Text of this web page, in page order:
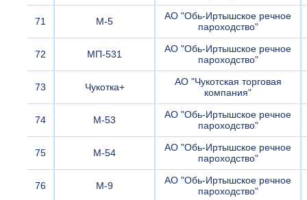
71 М-5
АО "Обь-Иртышское речное
пароходство"
72 МП-531
АО "Обь-Иртышское речное
пароходство"
73 Чукотка+
АО "Чукотская торговая
компания"
74 М-53
АО "Обь-Иртышское речное
пароходство"
75 М-54
АО "Обь-Иртышское речное
пароходство"
76 М-9
АО "Обь-Иртышское речное
пароходство"